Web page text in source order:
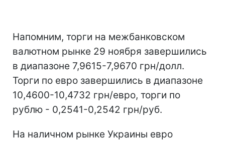
Напомним, торги на межбанковском
валютном рынке 29 ноября завершились
в диапазоне 7,9615-7,9670 грн/долл.
Торги по евро завершились в диапазоне
10,4600-10,4732 грн/евро, торги по
рублю - 0,2541-0,2542 грн/руб.
На наличном рынке Украины евро